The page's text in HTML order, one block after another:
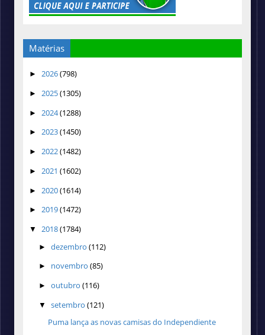
Matérias
► 2026(798)
► 2025(1305)
► 2024(1288)
► 2023(1450)
► 2022(1482)
► 2021 (1602)
► 2020(1614)
► 2019(1472)
▼ 2018(1784)
► dezembro (112)
► novembro (85)
► outubro (116)
▼ setembro (121)
Puma lança as novas camisas do Independiente